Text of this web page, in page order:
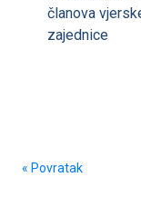
članova
zajednice
« Povratak